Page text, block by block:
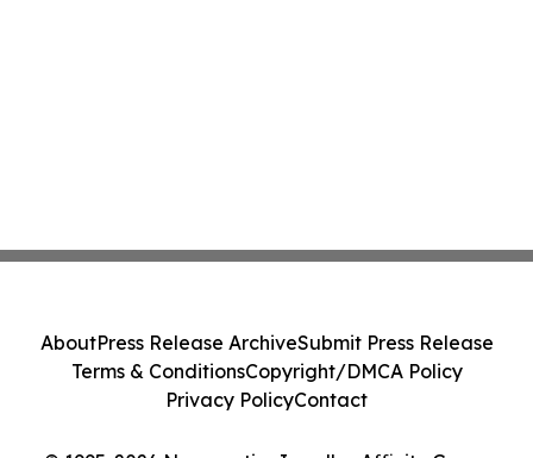
AboutPress Release ArchiveSubmit Press Release
Terms & ConditionsCopyright/DMCA Policy
Privacy PolicyContact